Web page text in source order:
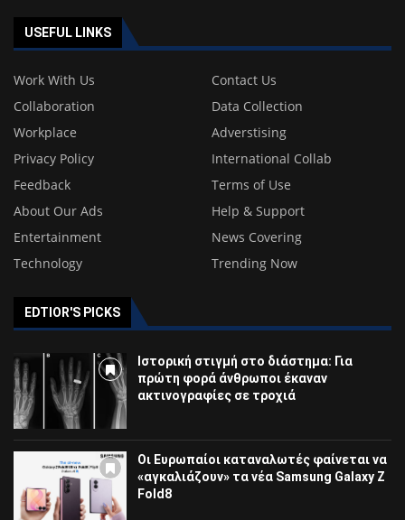
USEFUL LINKS
Work With Us
Contact Us
Collaboration
Data Collection
Workplace
Adverstising
Privacy Policy
International Collab
Feedback
Terms of Use
About Our Ads
Help & Support
Entertainment
News Covering
Technology
Trending Now
EDTIOR'S PICKS
Ιστορική στιγμή στο διάστημα: Για
πρώτη φορά άνθρωποι έκαναν
ακτινογραφίες σε τροχιά
Οι Ευρωπαίοι καταναλωτές φαίνεται να
«αγκαλιάζουν» τα νέα Samsung Galaxy Z
Fold8